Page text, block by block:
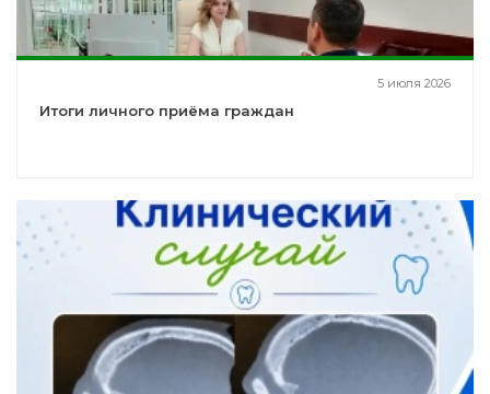
5 июля 2026
Итоги личного приёма граждан